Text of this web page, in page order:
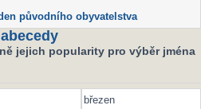
původního obyvatelstva
jejich popularity pro výběr jména
březen